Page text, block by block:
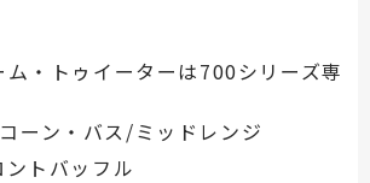
ム・トゥイーターは700シリーズ専
ーン・バス/ミッドレンジ
トバッフル